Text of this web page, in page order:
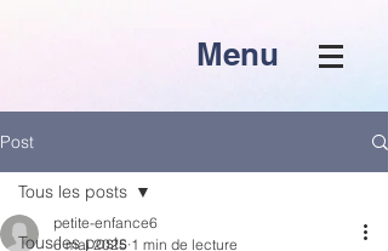
Menu
Post
Tous les posts
Tous les posts
petite-enfance6
6 mai 2025 1 min de lecture